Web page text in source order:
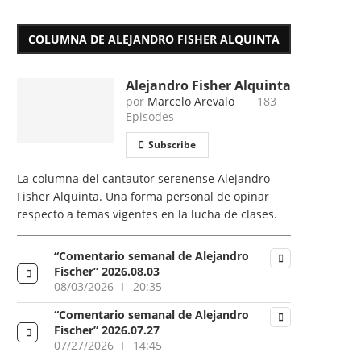
COLUMNA DE ALEJANDRO FISHER ALQUINTA
Alejandro Fisher Alquinta
por Marcelo Arevalo
183
Episodes
Subscribe
La columna del cantautor serenense Alejandro
Fisher Alquinta. Una forma personal de opinar
respecto a temas vigentes en la lucha de clases.
“Comentario semanal de Alejandro
Fischer” 2026.08.03
08/03/2026
20:35
“Comentario semanal de Alejandro
Fischer” 2026.07.27
07/27/2026
14:45